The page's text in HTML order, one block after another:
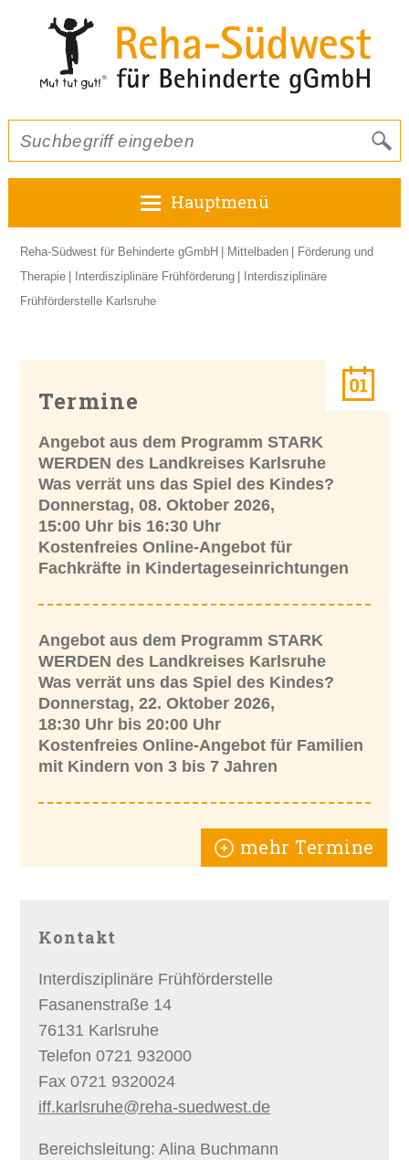
Hauptmenü
Reha-Südwest für Behinderte gGmbH Mittelbaden
Förderung und
Therapie
Interdisziplinäre Frühförderung
Interdisziplinäre
Frühförderstelle Karlsruhe
Termine
Angebot aus dem Programm STARK
WERDEN des Landkreises Karlsruhe
Was verrät uns das Spiel des Kindes?
Donnerstag, 08. Oktober 2026,
15:00 Uhr bis 16:30 Uhr
Kostenfreies Online-Angebot für
Fachkräfte in Kindertageseinrichtungen
Angebot aus dem Programm STARK
WERDEN des Landkreises Karlsruhe
Was verrät uns das Spiel des Kindes?
Donnerstag, 22. Oktober 2026,
18:30 Uhr bis 20:00 Uhr
Kostenfreies Online-Angebot für Familien
mit Kindern von 3 bis 7 Jahren
mehr Termine
Kontakt
Interdisziplinäre Frühförderstelle
Fasanenstraße 14
76131 Karlsruhe
Telefon 0721 932000
Fax 0721 9320024
iff.karlsruhe@reha-suedwest.de
Bereichsleitung: Alina Buchmann